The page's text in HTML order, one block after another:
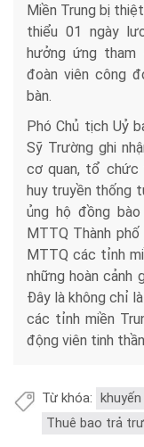
Miền Trung bị
thiểu 01 ngày
hưởng ứng tham
đoàn viên công
bàn.
Phó Chủ tịch Uỷ
Sỹ Trường ghi
cơ quan, tổ chức
huy truyền thống
ủng hộ đồng
MTTQ Thành
MTTQ các tỉnh
những hoàn cảnh
Đây là không chỉ
các tỉnh miền
động viên tinh
Từ khóa:
Thuê bao trả